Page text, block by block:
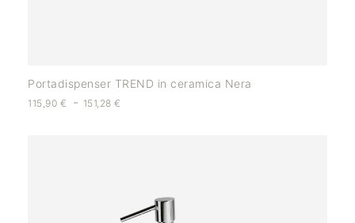
Portadispenser TREND in ceramica Nera
115,90 € - 151,28€